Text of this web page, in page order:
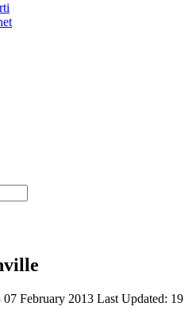
07 February 2013 Last Updated: 19